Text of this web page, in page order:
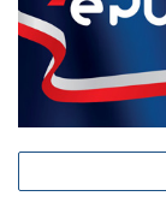
W tym